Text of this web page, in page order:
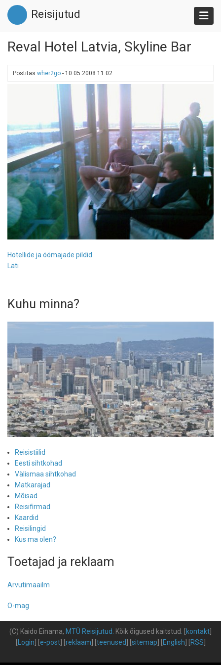
Liigu
edasi
põhisisu
Reisijutud
Reval Hotel Latvia, Skyline Bar
Postitas wher2go - 10.05.2008 11:02
Hotellide ja öömajade pildid
Läti
Kuhu minna?
Reisistiilid
Eesti sihtkohad
Välismaa sihtkohad
Matkarajad
Mõisad
Reisifirmad
Kaardid
Reisilingid
Kus ma olen?
Toetajad ja reklaam
Arvutimaailm
O-mag
(C) Kaido Einama, MTÜ Reisijutud Kõik õigused kaitstud kontakt
Login e-post] [ reklaam teenused sitemap English RSS